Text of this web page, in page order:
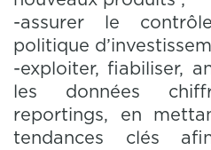
-assurer le
politique
-exploiter, fiabiliser,
les données
reportings, en
tendances clés